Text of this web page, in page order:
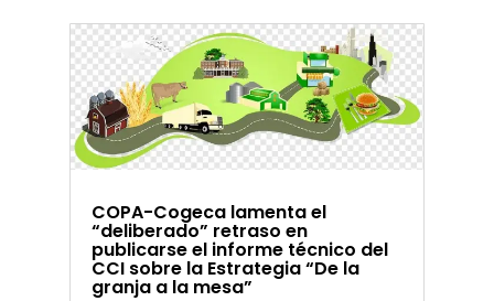
COPA-Cogeca lamenta el
“deliberado” retraso en
publicarse el informe técnico del
CCI sobre la Estrategia “De la
granja a la mesa”